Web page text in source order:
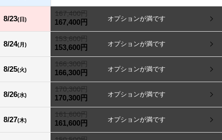
8/23(日)
167,400円
167,400円
8/24(月)
153,600円
153,600円
8/25(火)
166,300円
166,300円
8/26(水)
170,300円
170,300円
8/27(木)
161,600円
161,600円